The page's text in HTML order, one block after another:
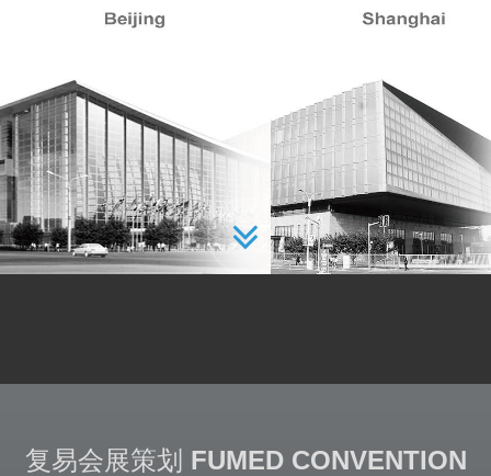
复易会展策划 FUMED CONVENTION